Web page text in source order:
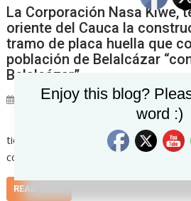
La Corporación Nasa Kiwe,
oriente del Cauca la
tramo de placa huella que
población de Belalcázar
Belalcázar”.
13/04/2021 Zenpro Noticias "La
tiene vía con placa huella que
comunidad.
READ MORE
Enjoy this blog?
word :)
Set Youtube